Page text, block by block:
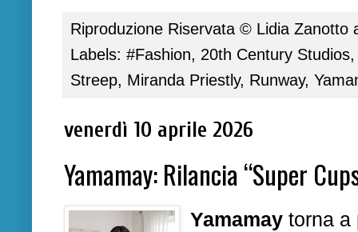
Riproduzione Riservata © Lidia Zanotto
Labels: #Fashion, 20th Century Studios
Streep, Miranda Priestly, Runway,
venerdì 10 aprile 2026
Yamamay: Rilancia “Super
Yamamay torna a